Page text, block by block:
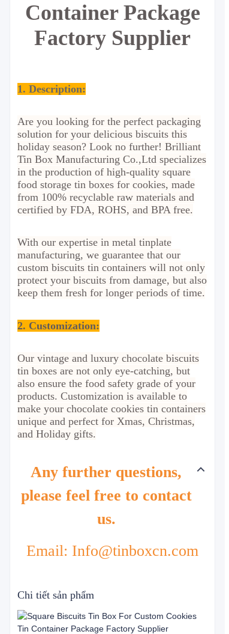
Container Package
Factory Supplier
1. Description:
Are you looking for the perfect packaging
solution for your delicious biscuits this
holiday season? Look no further! Brilliant
Tin Box Manufacturing Co.,Ltd specializes
in the production of high-quality square
food storage tin boxes for cookies, made
from 100% recyclable raw materials and
certified by FDA, ROHS, and BPA free.
With our expertise in metal tinplate
manufacturing, we guarantee that our
custom biscuits tin containers will not only
protect your biscuits from damage, but also
keep them fresh for longer periods of time.
2. Customization:
Our vintage and luxury chocolate biscuits
tin boxes are not only eye-catching, but
also ensure the food safety grade of your
products. Customization is available to
make your chocolate cookies tin containers
unique and perfect for Xmas, Christmas,
and Holiday gifts.
Any further questions,
please feel free to contact
us.
Email: Info@tinboxcn.com
Chi tiết sản phẩm